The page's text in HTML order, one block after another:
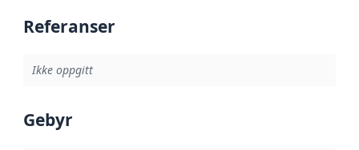
Referanser
Ikke oppgitt
Gebyr